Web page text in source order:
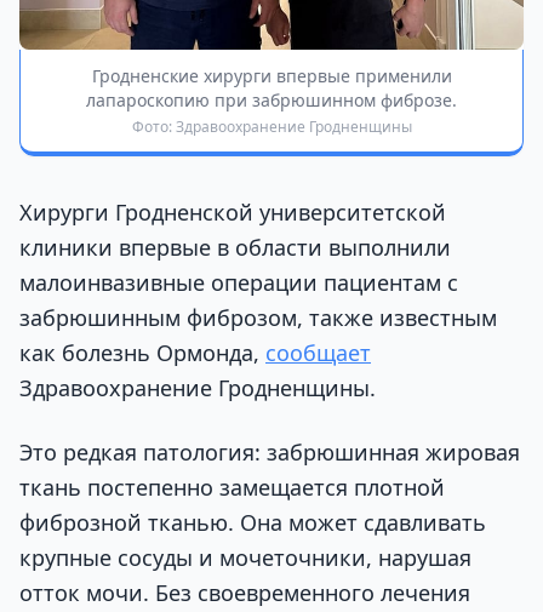
Гродненские хирурги впервые применили
лапароскопию при забрюшинном фиброзе.
Фото: Здравоохранение Гродненщины
Хирурги Гродненской университетской
клиники впервые в области выполнили
малоинвазивные операции пациентам с
забрюшинным фиброзом, также известным
как болезнь Ормонда, сообщает
Здравоохранение Гродненщины.
Это редкая патология: забрюшинная жировая
ткань постепенно замещается плотной
фиброзной тканью. Она может сдавливать
крупные сосуды и мочеточники, нарушая
отток мочи. Без своевременного лечения